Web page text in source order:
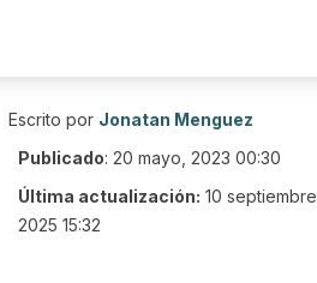
Escrito por Jonatan Menguez
Publicado: 20 mayo, 2023 00:30
Última actualización: 10 septiembre,
2025 15:32